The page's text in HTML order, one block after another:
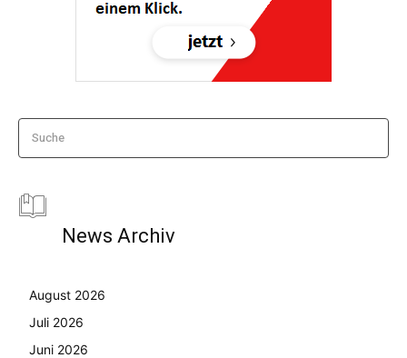
Suche
News Archiv
August 2026
Juli 2026
Juni 2026